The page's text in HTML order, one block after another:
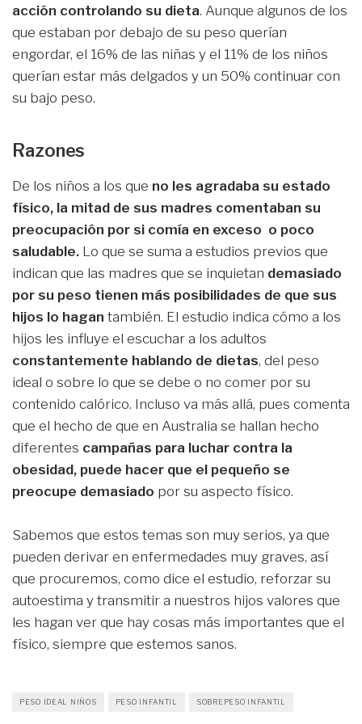
acción controlando su dieta. Aunque algunos de los
que estaban por debajo de su peso querían
engordar, el 16% de las niñas y el 11% de los niños
querían estar más delgados y un 50% continuar con
su bajo peso.
Razones
De los niños a los que no les agradaba su estado
físico, la mitad de sus madres comentaban su
preocupación por si comía en exceso o poco
saludable. Lo que se suma a estudios previos que
indican que las madres que se inquietan demasiado
por su peso tienen más posibilidades de que sus
hijos lo hagan también. El estudio indica cómo a los
hijos les influye el escuchar a los adultos
constantemente hablando de dietas, del peso
ideal o sobre lo que se debe o no comer por su
contenido calórico. Incluso va más allá, pues comenta
que el hecho de que en Australia se hallan hecho
diferentes campañas para luchar contra la
obesidad, puede hacer que el pequeño se
preocupe demasiado por su aspecto físico.
Sabemos que estos temas son muy serios, ya que
pueden derivar en enfermedades muy graves, así
que procuremos, como dice el estudio, reforzar su
autoestima y transmitir a nuestros hijos valores que
les hagan ver que hay cosas más importantes que el
físico, siempre que estemos sanos.
PESO IDEAL NIÑOS PESO INFANTIL SOBREPESO INFANTIL